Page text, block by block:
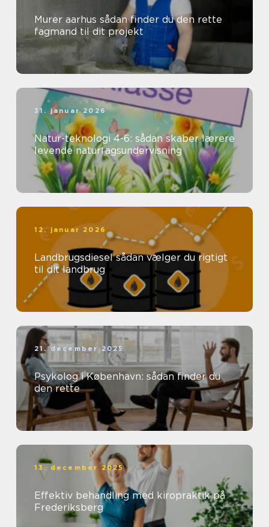
Murer aarhus sådan finder du den rette
fagmand til dit projekt
31. januar 2026
Natur-teknologi 4-6: sådan skaber lærere
levende naturfagsundervisning
12. januar 2026
Landbrugsdiesel sådan vælger du rigtigt
til dit landbrug
21. december 2025
Psykolog i København: sådan finder du
den rette
13. december 2025
Effektiv behandling med kiropraktik på
Frederiksberg